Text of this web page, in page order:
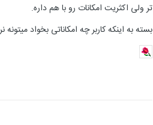
تر ولی اکثریت امکانات رو با هم داره.
بسته به اینکه کاربر چه امکاناتی بخواد